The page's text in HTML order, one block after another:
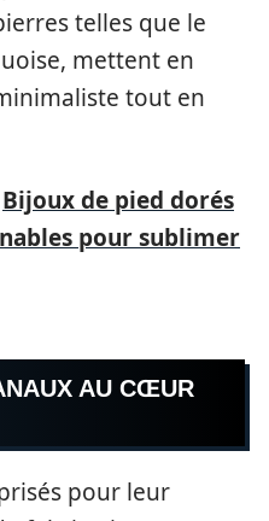
telles que le
mettent en
tout en
Bijoux de pied dorés
pour sublimer
AU CŒUR
pour leur